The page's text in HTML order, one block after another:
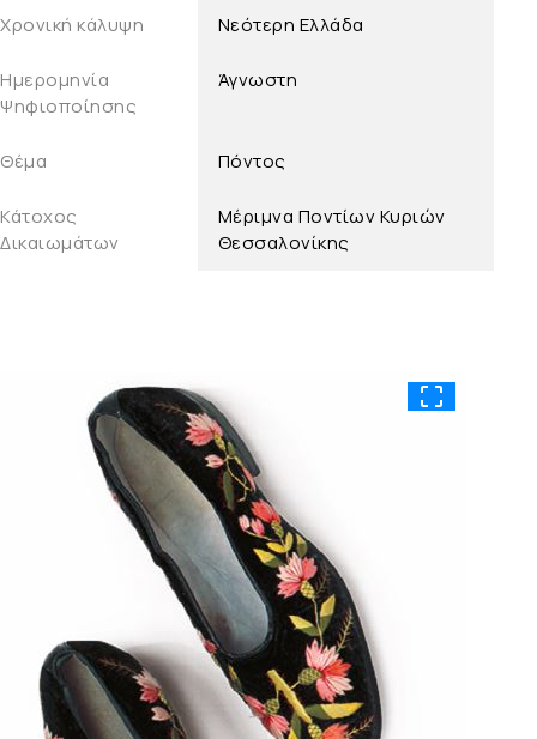
Χρονική κάλυψη Νεότερη Ελλάδα
Ημερομηνία
Ψηφιοποίησης
Άγνωστη
Θέμα Πόντος
Κάτοχος
Δικαιωμάτων
Μέριμνα Ποντίων Κυριών
Θεσσαλονίκης